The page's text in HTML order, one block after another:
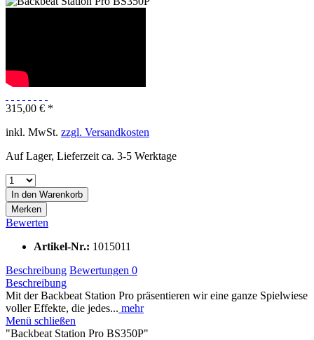
315,00 € *
inkl. MwSt. zzgl. Versandkosten
Auf Lager, Lieferzeit ca. 3-5 Werktage
In den Warenkorb
Merken
Bewerten
Artikel-Nr.: 1015011
Beschreibung Bewertungen 0
Beschreibung
Mit der Backbeat Station Pro präsentieren wir eine ganze Spielwiese
voller Effekte, die jedes... mehr
Menü schließen
"Backbeat Station Pro BS350P"